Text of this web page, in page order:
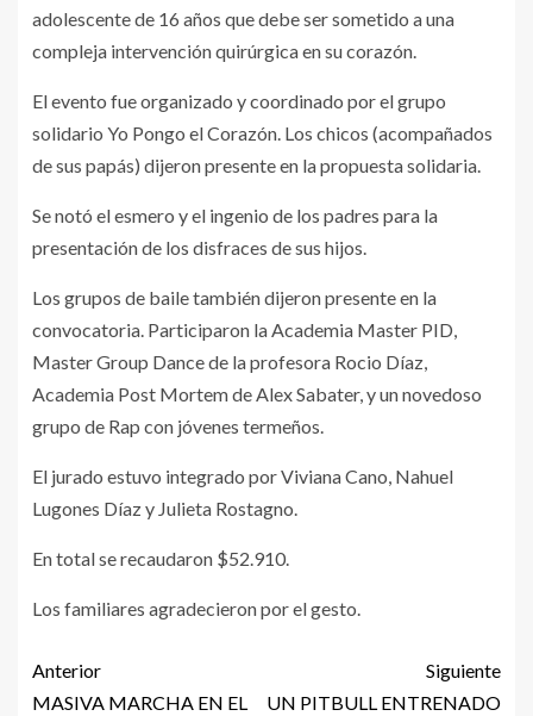
adolescente de 16 años que debe ser sometido a una
compleja intervención quirúrgica en su corazón.
El evento fue organizado y coordinado por el grupo
solidario Yo Pongo el Corazón. Los chicos (acompañados
de sus papás) dijeron presente en la propuesta solidaria.
Se notó el esmero y el ingenio de los padres para la
presentación de los disfraces de sus hijos.
Los grupos de baile también dijeron presente en la
convocatoria. Participaron la Academia Master PID,
Master Group Dance de la profesora Rocio Díaz,
Academia Post Mortem de Alex Sabater, y un novedoso
grupo de Rap con jóvenes termeños.
El jurado estuvo integrado por Viviana Cano, Nahuel
Lugones Díaz y Julieta Rostagno.
En total se recaudaron $52.910.
Los familiares agradecieron por el gesto.
Anterior
MASIVA MARCHA EN EL
Siguiente
UN PITBULL ENTRENADO